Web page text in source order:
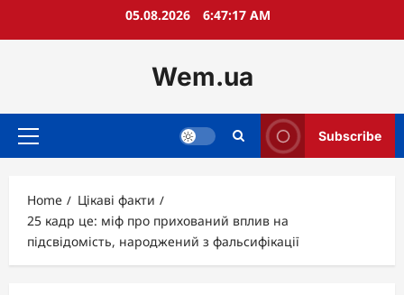
05.08.2026 6:47:18 AM
Wem.ua
Primary
Subscribe
Home
Цікаві факти
25 кадр це: міф про прихований вплив на
підсвідомість, народжений з фальсифікації